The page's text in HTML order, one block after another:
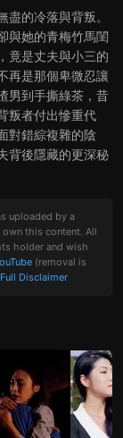
的冷落與背叛。
與她的青梅竹馬閨
竟是丈夫與小三的
再是那個卑微忍讓
男到手撕綠茶，昔
叛者付出慘重代
對錯綜複雜的陰
背後隱藏的更深秘
uploaded by a
this content. All
holder and wish
(removal is
Full Disclaimer